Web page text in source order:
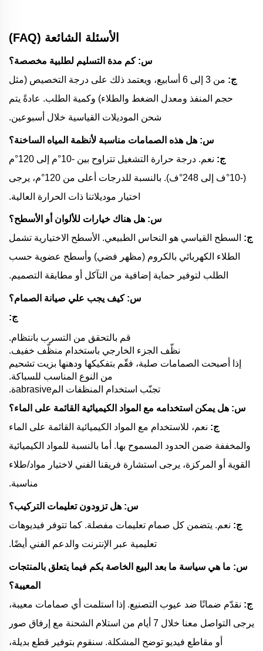
الأسئلة الشائعة (FAQ)
س: كم مدة التسليم لطلبية مخصصة؟
ج:
من 3 إلى 6 أسابيع، ويعتمد ذلك على درجة التخصيص (مثل
حجم المنفذ ومعدل الضغط والطلاء) وكمية الطلب. عادةً يتم
شحن الموديلات القياسية خلال أسبوعين.
س: هل هذه الصمامات مناسبة لأنظمة المياه الساخنة؟
ج:
نعم. درجة حرارة التشغيل تتراوح بين -10°م إلى 120°م
(-10°ف إلى 248°ف). بالنسبة للدرجات أعلى من 120°م، يرجى
اختيار موديلاتنا ذات الحرارة العالية.
س: هل هناك خيارات للألوان أو الأسطح؟
ج: السطح القياسي هو النحاس الطبيعي. الأسطح الاختيارية تشمل
الطلاء الكهربائي بالكروم (مظهر فضي) وأسطح عضوية حسب
الطلب لتوفير حماية إضافية من التآكل أو مطابقة التصميم.
س: كيف يجب علي صيانة الصمام؟
ج:
قم بالتحقق من التسرب بانتظام.
نظّف الجزء الخارجي باستخدام منظّف خفيف.
إذا أصبحت الصمامات صلبة، فقّم بتفكيكها ودهنها بزيت تشحيم
من النوع المناسب للسباكة.
تجنّب استخدام المنظفات المabrasiveة.
س: هل يمكن استخدامه مع المواد الكيميائية القائمة على الماء؟
ج: نعم، للاستخدام مع المواد الكيميائية القائمة على الماء
والمخففة ضمن الحدود المسموح بها. أما بالنسبة للمواد الكيميائية
القوية أو المركزة، يرجى استشارة فريقنا الفني لاختيار مواد/طلاء
مناسبة.
س: هل تزودون تعليمات التركيب؟
ج: نعم. يتضمن كل صمام تعليمات مفصلة. كما تتوفر فيديوهات
تعليمية عبر الإنترنت والدعم الفني أيضًا.
س: ما هي سياسة ما بعد البيع الخاصة بكم فيما يتعلق بالمنتجات
المعيبة؟
ج: نقدّم ضمانًا ضد عيوب التصنيع. إذا استلمت أي صمامات معيبة،
يرجى التواصل معنا خلال 7 أيام من استلام الشحنة مع إرفاق صور
أو مقاطع فيديو توضح المشكلة. سنقوم بتوفير قطع بديلة،